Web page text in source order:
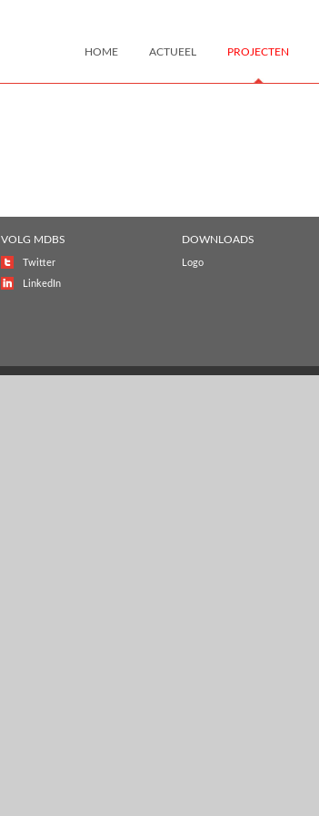
HOME ACTUEEL PROJECTEN
VOLG MDBS
Twitter
LinkedIn
DOWNLOADS
Logo